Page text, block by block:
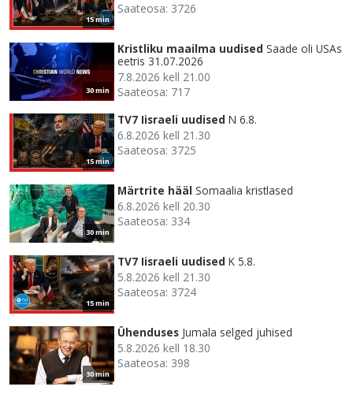
15 min
Saateosa: 3726
30 min
Kristliku maailma uudised Saade oli USAs
eetris 31.07.2026
7.8.2026 kell 21.00
Saateosa: 717
15 min
TV7 Iisraeli uudised N 6.8.
6.8.2026 kell 21.30
Saateosa: 3725
30 min
Märtrite hääl Somaalia kristlased
6.8.2026 kell 20.30
Saateosa: 334
15 min
TV7 Iisraeli uudised K 5.8.
5.8.2026 kell 21.30
Saateosa: 3724
30 min
Ühenduses Jumala selged juhised
5.8.2026 kell 18.30
Saateosa: 398